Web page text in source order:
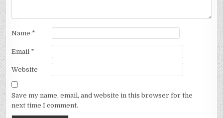
Name *
Email *
Website
Save my name, email, and website in this browser for the
next time I comment.